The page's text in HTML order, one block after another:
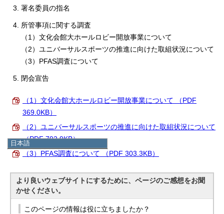
日本語
日本語
한국어
简体中文
繁體中文
署名委員の指名
所管事項に関する調査
（1）文化会館大ホールロビー開放事業について
（2）ユニバーサルスポーツの推進に向けた取組状況について
（3）PFAS調査について
閉会宣告
（1）文化会館大ホールロビー開放事業について （PDF
369.0KB）
（2）ユニバーサルスポーツの推進に向けた取組状況について
（PDF 792.9KB）
（3）PFAS調査について （PDF 303.3KB）
より良いウェブサイトにするために、ページのご感想をお聞
かせください。
このページの情報は役に立ちましたか？